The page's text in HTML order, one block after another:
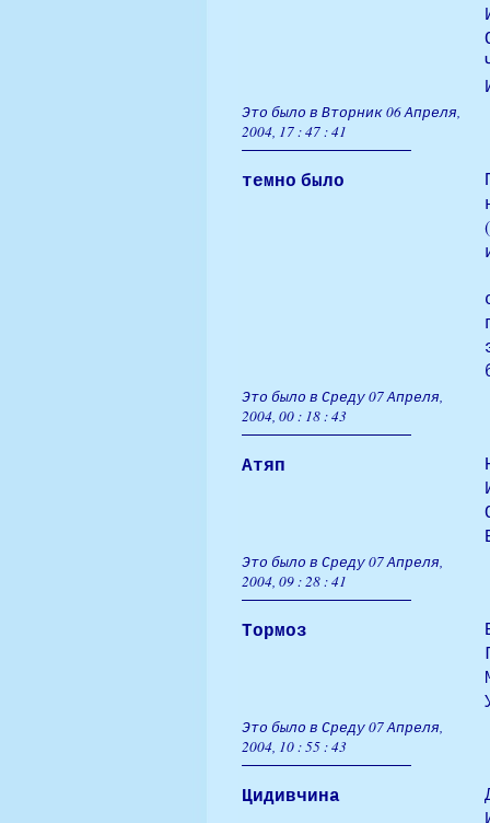
Это было в Вторник 06 Апреля,
2004, 17 : 47 : 41
темно было
Это было в Среду 07 Апреля,
2004, 00 : 18 : 43
Атяп
Это было в Среду 07 Апреля,
2004, 09 : 28 : 41
Тормоз
Это было в Среду 07 Апреля,
2004, 10 : 55 : 43
Цидивчина